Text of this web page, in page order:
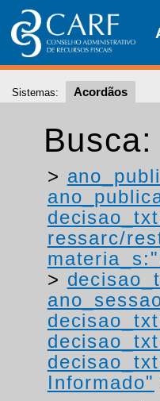
Sistemas: Acordãos
Busca:
>
ressarc/
>
Informado"